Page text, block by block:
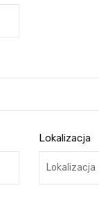
Lokalizacja